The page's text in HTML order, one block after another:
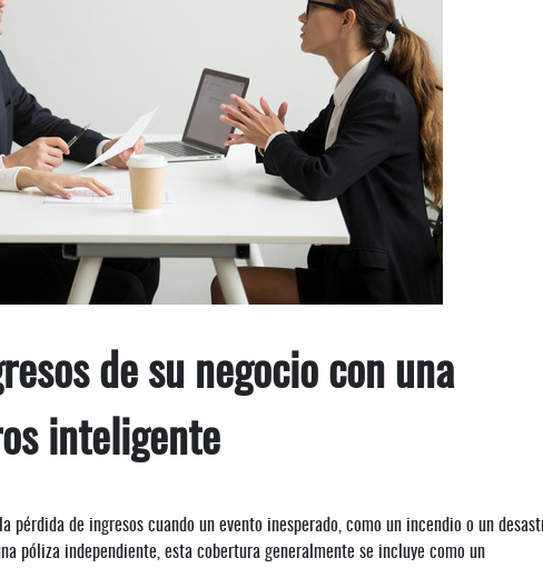
de su negocio con una
inteligente
pérdida de ingresos cuando un evento inesperado, como un incendio o un
póliza independiente, esta cobertura generalmente se incluye como un